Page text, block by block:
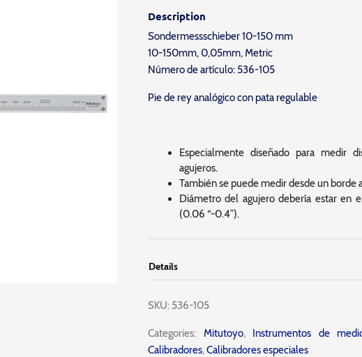
Description
Sondermessschieber 10-150 mm
10-150mm, 0,05mm, Metric
Número de artículo: 536-105
Pie de rey analógico con pata regulable
Especialmente diseñado para medir
agujeros.
También se puede medir desde un borde
Diámetro del agujero debería estar en
(0.06 “-0.4”).
Details
SKU: 536-105
Categories:Mitutoyo, Instrumentos de
Calibradores,Calibradores especiales